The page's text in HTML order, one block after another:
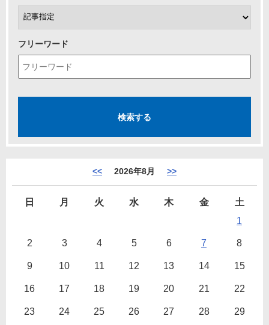
フリーワード
<< 2026年8月 >>
日 月 火 水 木 金
土
1
2 3 4 5 6 7 8
9 10 11 12 13 14 15
16 17 18 19 20 21 22
23 24 25 26 27 28 29